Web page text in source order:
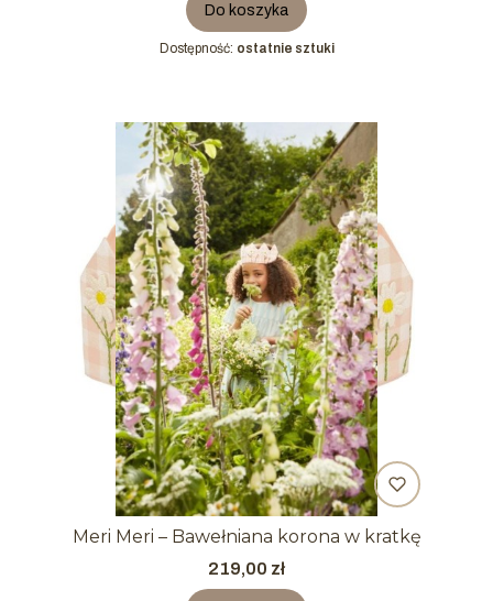
Do koszyka
Dostępność: ostatnie sztuki
Meri Meri – Bawełniana korona w kratkę
Cena
219,00 zł